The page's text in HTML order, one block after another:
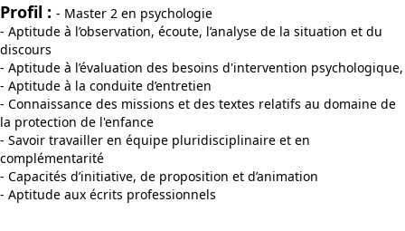
Profil : - Master 2 en psychologie
- Aptitude à l’observation, écoute, l’analyse de la situation et du
discours
- Aptitude à l’évaluation des besoins d'intervention psychologique,
- Aptitude à la conduite d’entretien
- Connaissance des missions et des textes relatifs au domaine de
la protection de l'enfance
- Savoir travailler en équipe pluridisciplinaire et en
complémentarité
- Capacités d’initiative, de proposition et d’animation
- Aptitude aux écrits professionnels